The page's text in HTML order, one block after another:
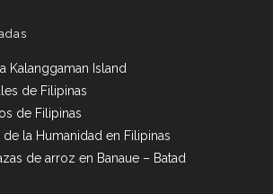
Kalanggaman Island
de Filipinas
de Filipinas
la Humanidad en Filipinas
de arroz en Banaue – Batad